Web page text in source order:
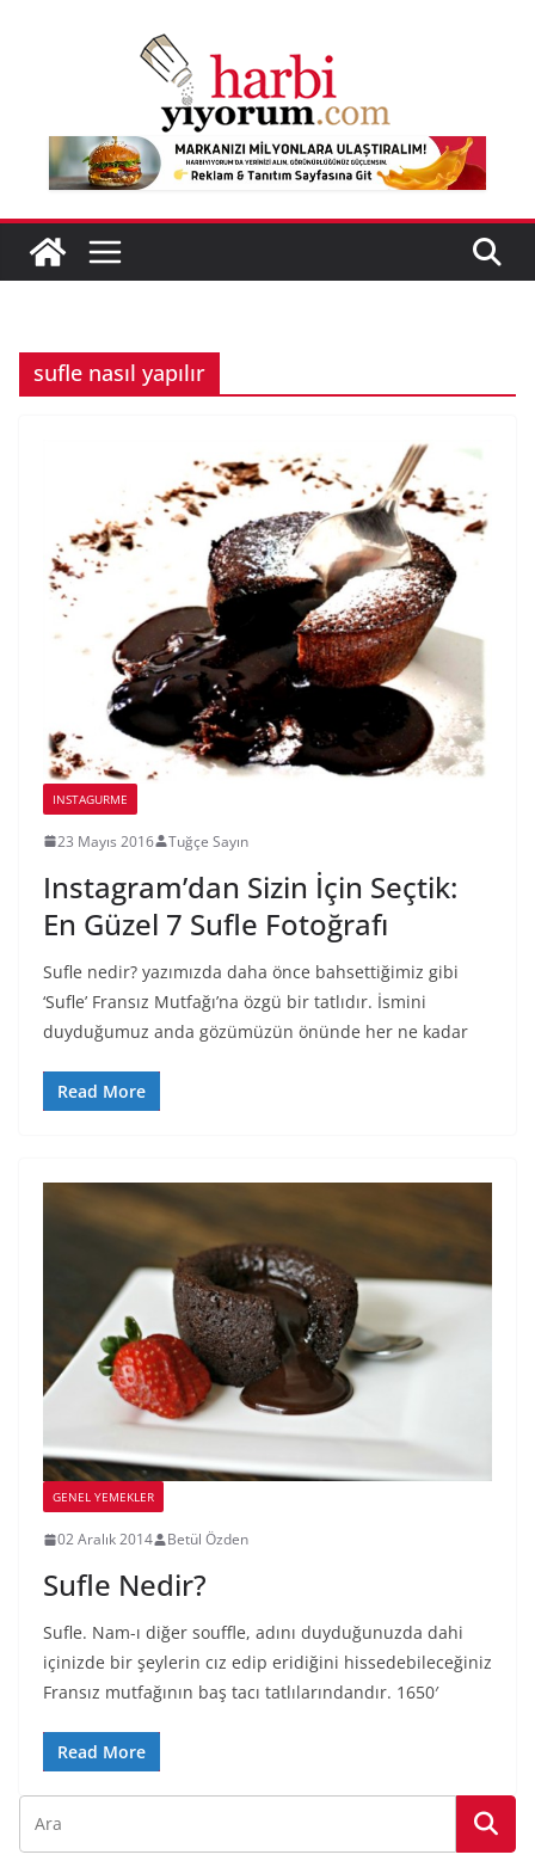
sufle nasıl yapılır
INSTAGURME
23 Mayıs 2016 Tuğçe Sayın
Instagram’dan Sizin İçin Seçtik:
En Güzel 7 Sufle Fotoğrafı
Sufle nedir? yazımızda daha önce bahsettiğimiz gibi
‘Sufle’ Fransız Mutfağı’na özgü bir tatlıdır. İsmini
duyduğumuz anda gözümüzün önünde her ne kadar
Read More
GENEL YEMEKLER
02 Aralık 2014 Betül Özden
Sufle Nedir?
Sufle. Nam-ı diğer souffle, adını duyduğunuzda dahi
içinizde bir şeylerin cız edip eridiğini hissedebileceğiniz
Fransız mutfağının baş tacı tatlılarındandır. 1650′
Read More